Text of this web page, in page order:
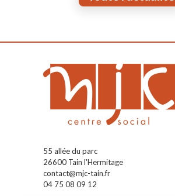
55 allée du parc
26600 Tain l'Hermitage
contact@mjc-tain.fr
04 75 08 09 12